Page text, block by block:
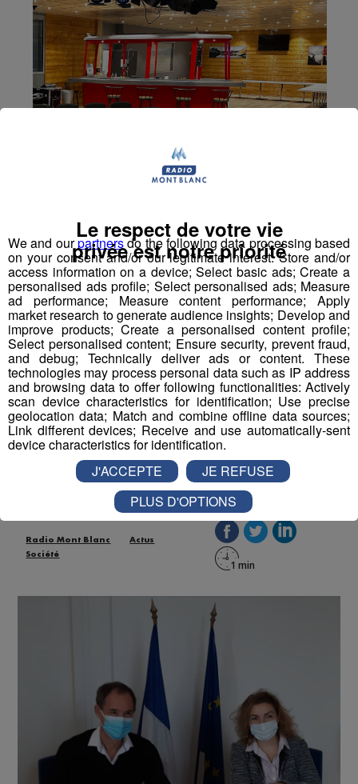
La Roche sur Foron : la ville
s’engage pour l’égalité
femmes/hommes
Publié par La Rédaction Radio Mont Blanc-8 mars 2021 à
07h51
Radio Mont Blanc
Actus
Société
We and ourpartnersdo the following data processing based
on your consent and/or our legitimate interest: Store and/or
access information on a device; Select basic ads; Create a
personalised ads profile; Select personalised ads; Measure
ad performance; Measure content performance; Apply
market research to generate audience insights; Develop and
improve products; Create a personalised content profile;
Select personalised content; Ensure security, prevent fraud,
and debug; Technically deliver ads or content. These
technologies may process personal data such as IP address
and browsing data to offer following functionalities: Actively
scan device characteristics for identification; Use precise
geolocation data; Match and combine offline data sources;
Link different devices; Receive and use automatically-sent
device characteristics for identification.
Le respect de votre vie
privée est notre priorité
J'ACCEPTE
JE REFUSE
PLUS D'OPTIONS